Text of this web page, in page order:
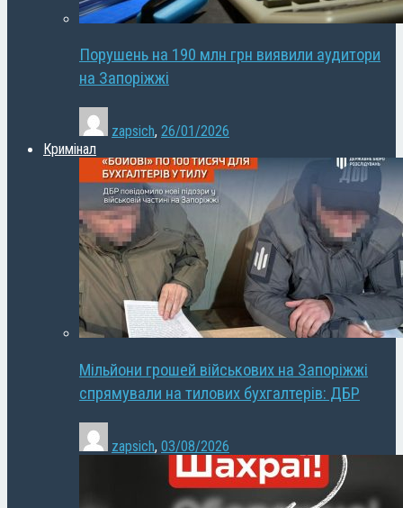
Порушень на 190 млн грн виявили аудитори
на Запоріжжі
zapsich, 26/01/2026
Кримінал
Мільйони грошей військових на Запоріжжі
спрямували на тилових бухгалтерів: ДБР
zapsich, 03/08/2026